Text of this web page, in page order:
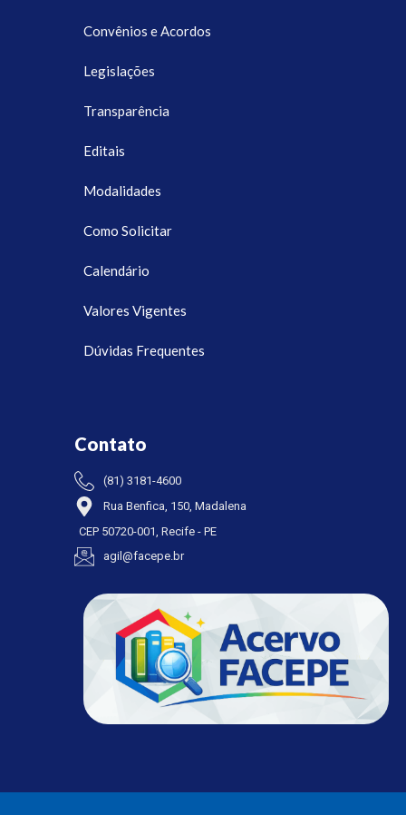
Convênios e Acordos
Legislações
Transparência
Editais
Modalidades
Como Solicitar
Calendário
Valores Vigentes
Dúvidas Frequentes
Contato
(81) 3181-4600
Rua Benfica, 150, Madalena
CEP 50720-001, Recife - PE
agil@facepe.br